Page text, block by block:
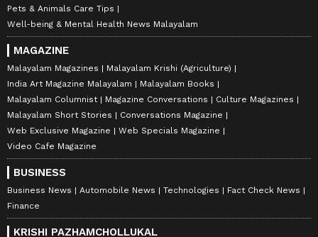
Pets & Animals Care Tips
Well-being & Mental Health News Malayalam
MAGAZINE
Malayalam Magazines
Malayalam Krishi (Agriculture)
India Art Magazine Malayalam
Malayalam Books
Malayalam Columnist
Magazine Conversations
Culture Magazines
Malayalam Short Stories
Conversations Magazine
Web Exclusive Magazine
Web Specials Magazine
Video Cafe Magazine
BUSINESS
Business News Automobile News Technologies
Fact Check News
Finance
KRISHI PAZHAMCHOLLUKAL